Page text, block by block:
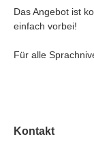
Das Angebot ist
einfach vorbei!
Für alle
Kontakt